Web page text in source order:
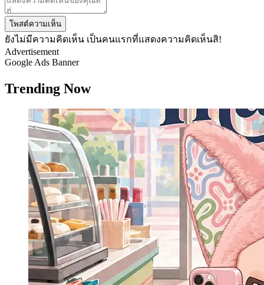
โพสต์ความเห็น
ยังไม่มีความคิดเห็น เป็นคนแรกที่แสดงความคิดเห็นสิ!
Advertisement
Google Ads Banner
Trending Now